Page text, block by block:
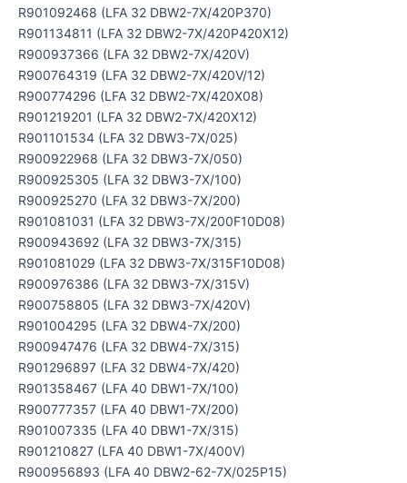
R901092468 (LFA 32 DBW2-7X/420P370)
R901134811 (LFA 32 DBW2-7X/420P420X12)
R900937366 (LFA 32 DBW2-7X/420V)
R900764319 (LFA 32 DBW2-7X/420V/12)
R900774296 (LFA 32 DBW2-7X/420X08)
R901219201 (LFA 32 DBW2-7X/420X12)
R901101534 (LFA 32 DBW3-7X/025)
R900922968 (LFA 32 DBW3-7X/050)
R900925305 (LFA 32 DBW3-7X/100)
R900925270 (LFA 32 DBW3-7X/200)
R901081031 (LFA 32 DBW3-7X/200F10D08)
R900943692 (LFA 32 DBW3-7X/315)
R901081029 (LFA 32 DBW3-7X/315F10D08)
R900976386 (LFA 32 DBW3-7X/315V)
R900758805 (LFA 32 DBW3-7X/420V)
R901004295 (LFA 32 DBW4-7X/200)
R900947476 (LFA 32 DBW4-7X/315)
R901296897 (LFA 32 DBW4-7X/420)
R901358467 (LFA 40 DBW1-7X/100)
R900777357 (LFA 40 DBW1-7X/200)
R901007335 (LFA 40 DBW1-7X/315)
R901210827 (LFA 40 DBW1-7X/400V)
R900956893 (LFA 40 DBW2-62-7X/025P15)